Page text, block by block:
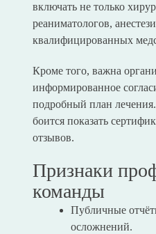
включать не только
реаниматологов,
квалифицированных
Кроме того, важна
информированное
подробный план
боится показать
отзывов.
Признаки
команды
Публичные
осложнений.